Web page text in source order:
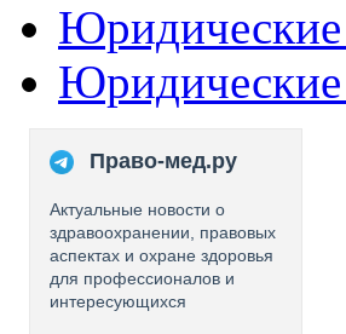
Юридические
Юридические
Право-мед.ру
Актуальные новости о
здравоохранении, правовых
аспектах и охране здоровья
для профессионалов и
интересующихся